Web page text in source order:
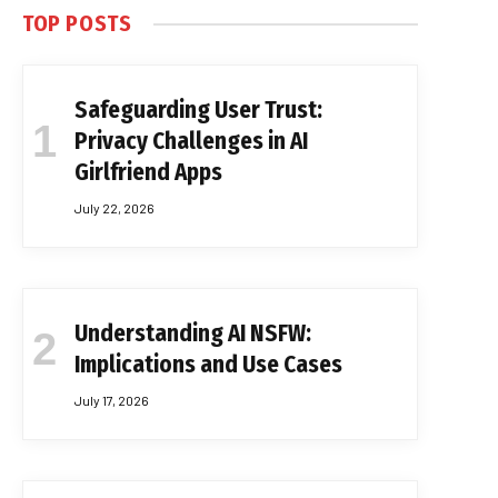
TOP POSTS
Safeguarding User Trust:
Privacy Challenges in AI
Girlfriend Apps
July 22, 2026
Understanding AI NSFW:
Implications and Use Cases
July 17, 2026